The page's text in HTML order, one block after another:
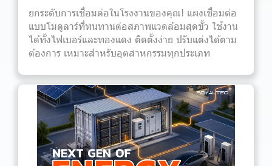
ยกระดับการเชื่อมต่อในโรงงานของคุณ! แผงเชื่อมต่อ
แบบโมดูลาร์ที่ทนทานต่อสภาพแวดล้อมสุดขั้ว ใช้งาน
ได้ทั้งไฟเบอร์และทองแดง ติดตั้งง่าย ปรับแต่งได้ตาม
ต้องการ เหมาะสำหรับอุตสาหกรรมทุกประเภท